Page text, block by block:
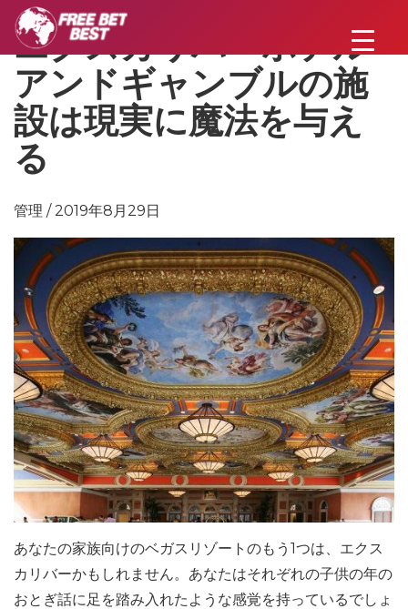
エクスカリバーホテル
アンドギャンブルの施
設は現実に魔法を与え
る
管理 / 2019年8月29日
あなたの家族向けのベガスリゾートのもう1つは、エクス
カリバーかもしれません。あなたはそれぞれの子供の年の
おとぎ話に足を踏み入れたような感覚を持っているでしょ